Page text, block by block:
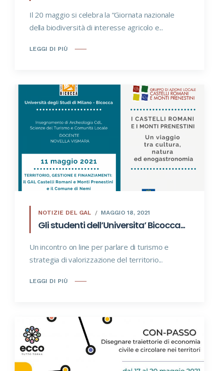
Il 20 maggio si celebra la “Giornata nazionale
della biodiversità di interesse agricolo e...
LEGGI DI PIÙ
NOTIZIE DEL GAL MAGGIO 18, 2021
Gli studenti dell’Universita’ Bicocca...
Un incontro on line per parlare di turismo e
strategia di valorizzazione del territorio...
LEGGI DI PIÙ